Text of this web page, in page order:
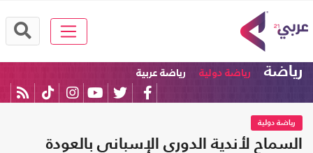
رياضة رياضة دولية رياضة عربية
رياضة دولية
السماح لأندية الدوري الإسباني بالعودة